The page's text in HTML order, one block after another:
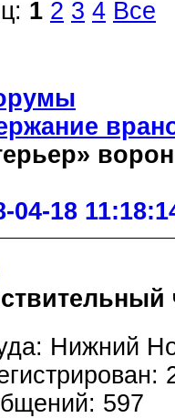
1 2 3 4 Все
04-18
Нижний
597